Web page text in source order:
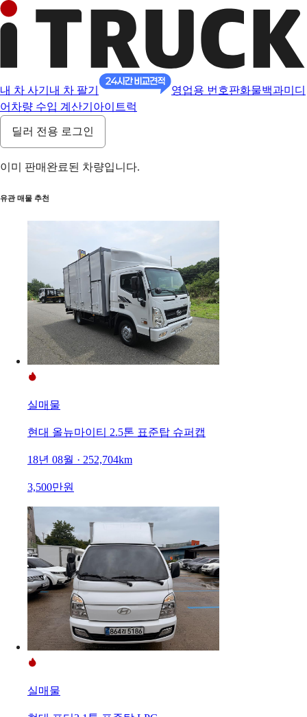
내 차 사기 내 차 팔기 영업용 번호판화물백과미디
어 차량 수입 계산기 아이트럭
딜러 전용 로그인
이미 판매완료된 차량입니다.
유관 매물 추천
실매물
현대 올뉴마이티 2.5톤 표준탑 슈퍼캡
18년 08월 · 252,704km
3,500만원
실매물